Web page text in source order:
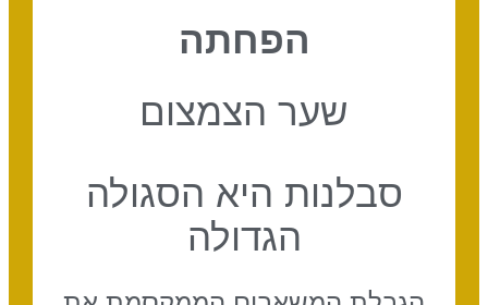
הפחתה
שער הצמצום
סבלנות היא הסגולה
הגדולה